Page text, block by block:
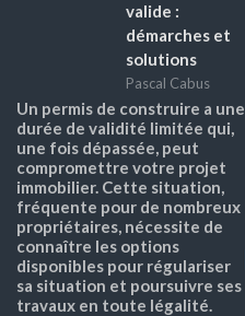
valide :
démarches et
solutions
Pascal Cabus
Un permis de construire a une
durée de validité limitée qui,
une fois dépassée, peut
compromettre votre projet
immobilier. Cette situation,
fréquente pour de nombreux
propriétaires, nécessite de
connaître les options
disponibles pour régulariser
sa situation et poursuivre ses
travaux en toute légalité.